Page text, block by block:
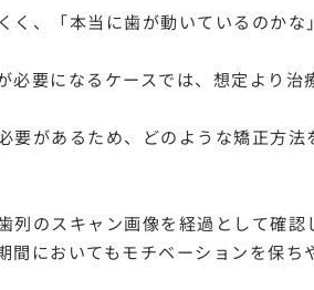
、「本当に歯が動いているのかな
要になるケースでは、想定より治
要があるため、どのような矯正方
列のスキャン画像を経過として確
においてもモチベーションを保ち